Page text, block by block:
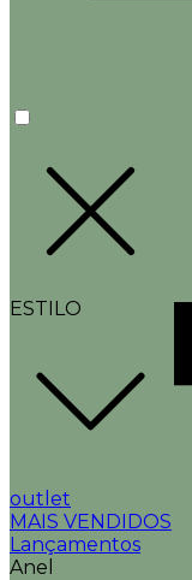
ESTILO
outlet
MAIS VENDIDOS
Lançamentos
Anel